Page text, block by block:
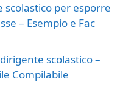
per esporre
– Esempio e Fac
scolastico –
Compilabile